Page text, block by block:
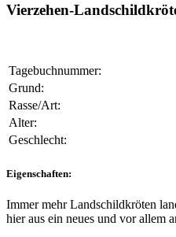
Vierzehen-
Tagebuchnummer:
Grund:
Rasse/Art:
Alter:
Geschlecht:
Eigenschaften:
Immer mehr Landschildkröten
hier aus ein neues und vor allem